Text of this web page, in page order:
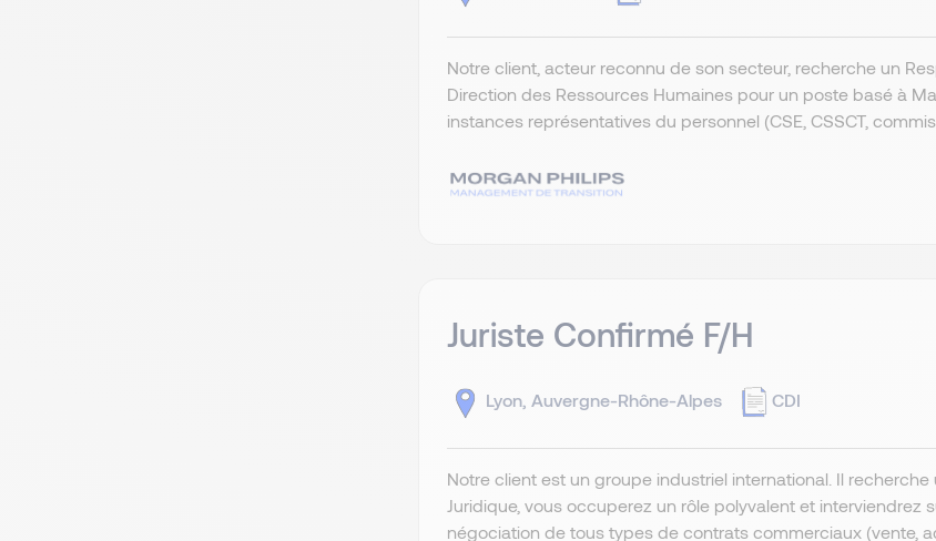
Notre client, acteur reconnu de son secteur, recherche un
Direction des Ressources Humaines pour un poste basé à
instances représentatives du personnel (CSE, CSSCT,
Juriste Confirmé F/H
Lyon, Auvergne-Rhône-Alpes CDI
Notre client est un groupe industriel international. Il
Juridique, vous occuperez un rôle polyvalent et interviendrez
négociation de tous types de contrats commerciaux (vente,